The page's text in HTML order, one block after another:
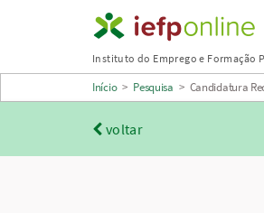
Instituto do Emprego e Formação
Início > Pesquisa > Candidatura
voltar